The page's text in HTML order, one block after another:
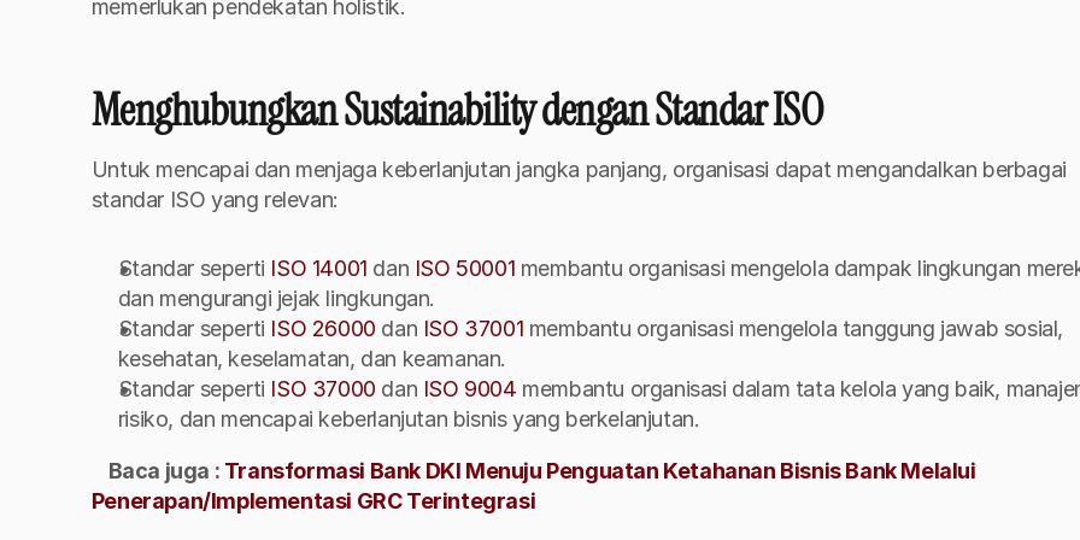
memerlukan pendekatan holistik.
Menghubungkan Sustainability dengan Standar ISO
Untuk mencapai dan menjaga keberlanjutan jangka panjang, organisasi dapat mengandalkan berbagai
standar ISO yang relevan:
Standar seperti ISO 14001 dan ISO 50001 membantu organisasi mengelola dampak lingkungan
dan mengurangi jejak lingkungan.
Standar seperti ISO 26000 dan ISO 37001 membantu organisasi mengelola tanggung jawab sosial,
kesehatan, keselamatan, dan keamanan.
Standar seperti ISO 37000 dan ISO 9004 membantu organisasi dalam tata kelola yang baik,
risiko, dan mencapai keberlanjutan bisnis yang berkelanjutan.
Baca juga : Transformasi Bank DKI Menuju Penguatan Ketahanan Bisnis Bank Melalui
Penerapan/Implementasi GRC Terintegrasi